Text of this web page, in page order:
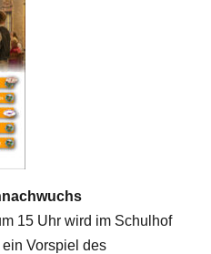
15 Uhr wird im Schulhof
Vorspiel des